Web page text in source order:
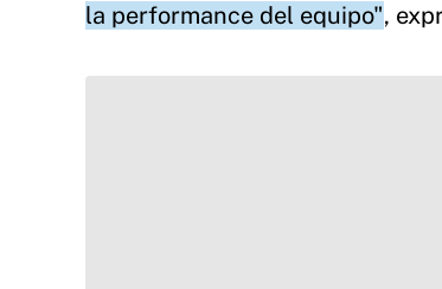
la performance del equipo",